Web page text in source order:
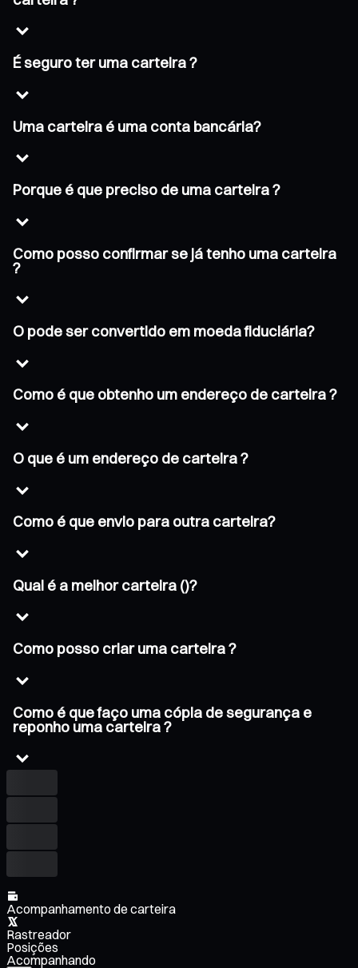
É seguro ter uma carteira ?
Uma carteira é uma conta bancária?
Porque é que preciso de uma carteira ?
Como posso confirmar se já tenho uma carteira
?
O pode ser convertido em moeda fiduciária?
Como é que obtenho um endereço de carteira ?
O que é um endereço de carteira ?
Como é que envio para outra carteira?
Qual é a melhor carteira ()?
Como posso criar uma carteira ?
Como é que faço uma cópia de segurança e
reponho uma carteira ?
Acompanhamento de carteira
Rastreador
Posições
Acompanhando